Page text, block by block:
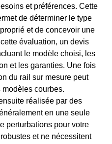
et préférences. Cette
de déterminer le type
et de concevoir une
évaluation, un devis
le modèle choisi, les
et les garanties. Une fois
du rail sur mesure peut
modèles courbes.
réalisée par des
en une seule
perturbations pour votre
et ne nécessitent